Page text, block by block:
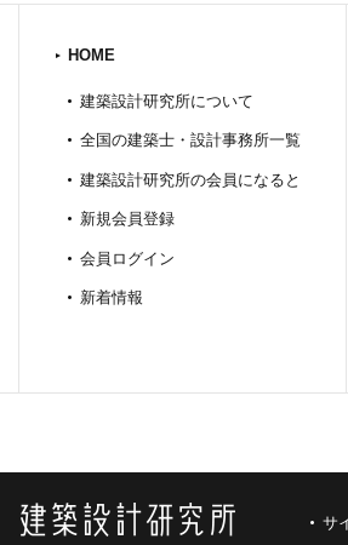
HOME
建築設計研究所について
全国の建築士・設計事務所一覧
建築設計研究所の会員になると
新規会員登録
会員ログイン
新着情報
サ